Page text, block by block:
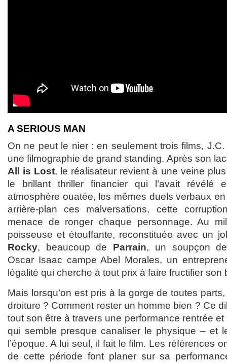
A SERIOUS MAN
On ne peut le nier : en seulement trois films, J.C.
une filmographie de grand standing. Après son
All is Lost, le réalisateur revient à une veine
le brillant thriller financier qui l’avait révélé
atmosphère ouatée, les mêmes duels verbaux
arrière-plan ces malversations, cette
menace de ronger chaque personnage. Au
poisseuse et étouffante, reconstituée avec un
Rocky, beaucoup de Parrain, un soupçon
Oscar Isaac campe Abel Morales, un
légalité qui cherche à tout prix à faire fructifier son
Mais lorsqu’on est pris à la gorge de toutes
droiture ? Comment rester un homme bien ? Ce
tout son être à travers une performance rentrée
qui semble presque canaliser le physique – et
l’époque. A lui seul, il fait le film. Les références
de cette période font planer sur sa